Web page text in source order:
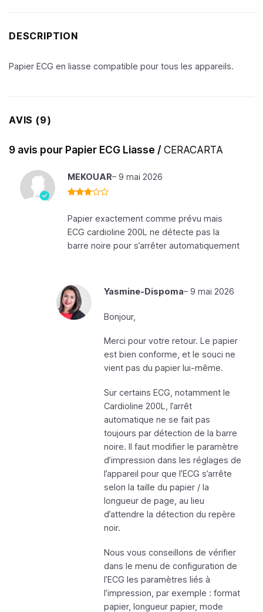
DESCRIPTION
Papier ECG en liasse compatible pour tous les appareils.
AVIS (9)
9 avis pour Papier ECG Liasse /CERACARTA
MEKOUAR– 9 mai 2026
Papier exactement comme prévu mais
ECG cardioline 200L ne détecte pas la
barre noire pour s’arrêter automatiquement
Yasmine-Dispoma– 9 mai 2026
Bonjour,
Merci pour votre retour. Le papier
est bien conforme, et le souci ne
vient pas du papier lui-même.
Sur certains ECG, notamment le
Cardioline 200L, l’arrêt
automatique ne se fait pas
toujours par détection de la barre
noire. Il faut modifier le paramètre
d’impression dans les réglages de
l’appareil pour que l’ECG s’arrête
selon la taille du papier / la
longueur de page, au lieu
d’attendre la détection du repère
noir.
Nous vous conseillons de vérifier
dans le menu de configuration de
l’ECG les paramètres liés à
l’impression, par exemple : format
papier, longueur papier, mode